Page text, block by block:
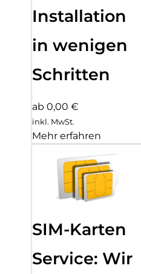
Installation
in wenigen
Schritten
ab 0,00 €
inkl. MwSt.
Mehr erfahren
SIM-Karten
Service: Wir